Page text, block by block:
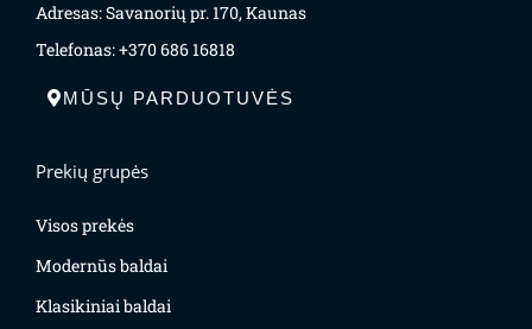
Adresas: Savanorių pr. 170, Kaunas
Telefonas: +370 686 16818
MŪSŲ PARDUOTUVĖS
Prekių grupės
Visos prekės
Modernūs baldai
Klasikiniai baldai